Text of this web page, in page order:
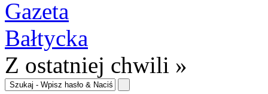
Z ostatniej chwili »